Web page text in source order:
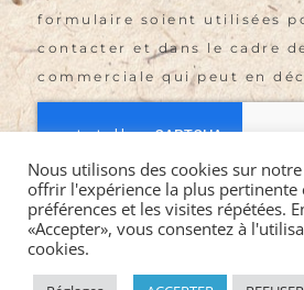
formulaire soient utilisées
contacter et dans le cadre
commerciale qui peut en
Envoyer
Nous utilisons des cookies sur
offrir l'expérience la plus pertinente
préférences et les visites répétées.
«Accepter», vous consentez à
cookies.